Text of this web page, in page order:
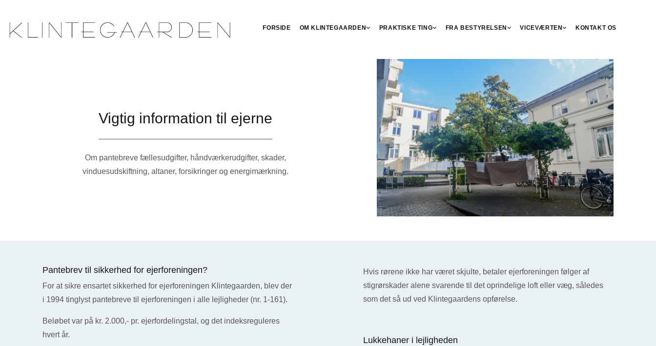
FORSIDE OM KLINTEGAARDEN PRAKTISKE TING FRA BESTYRELSEN VICEVÆRTEN KONTAKT OS
Vigtig information til ejerne
Om pantebreve fællesudgifter, håndværkerudgifter, skader,
vinduesudskiftning, altaner, forsikringer og energimærkning.
Pantebrev til sikkerhed for ejerforeningen?
For at sikre ensartet sikkerhed for ejerforeningen Klintegaarden, blev der
i 1994 tinglyst pantebreve til ejerforeningen i alle lejligheder (nr. 1-161).
Beløbet var på kr. 2.000,- pr. ejerfordelingstal, og det indeksreguleres
hvert år.
Hvis rørene ikke har været skjulte, betaler ejerforeningen følger af
stigrørskader alene svarende til det oprindelige loft eller væg, således
som det så ud ved Klintegaardens opførelse.
Lukkehaner i lejligheden